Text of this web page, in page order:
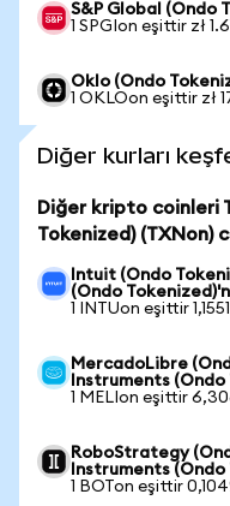
S&P Global (Ondo
1 SPGIon eşittir zł
Oklo (Ondo
1 OKLOon eşittir zł
Diğer kurları
Diğer kripto coinleri
Tokenized) (TXNon)
Intuit (Ondo
(Ondo
1 INTUon eşittir
MercadoLibre
Instruments
1 MELIon eşittir
RoboStrategy
Instruments
1 BOTon eşittir